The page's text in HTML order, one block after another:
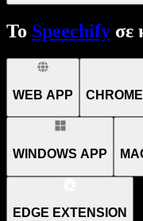
Το Speechify σε
WEB APP
WINDOWS APP
EDGE EXTENSION